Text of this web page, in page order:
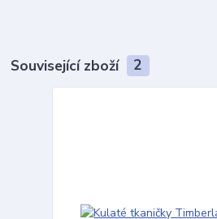
Související zboží 2